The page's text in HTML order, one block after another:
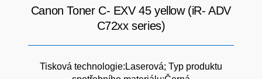
HERNÍ PODLOŽKY
CHYTRÉ OSVĚTLENÍ
Canon Toner C- EXV 45 yellow (iR- ADV
C72xx series)
Tisková technologie:Laserová; Typ produktu